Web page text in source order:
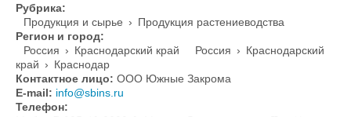
Рубрика:
Продукция и сырье › Продукция растениеводства
Регион и город:
Россия › Краснодарский край Россия › Краснодарский
край › Краснодар
Контактное лицо: ООО Южные Закрома
E-mail: info@sbins.ru
Телефон: